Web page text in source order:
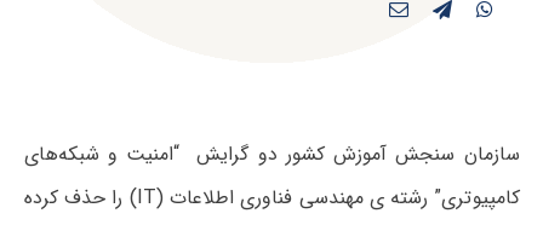
سازمان سنجش آموزش کشور دو گرایش “امنیت و شبکه‌های
کامپیوتری” رشته ی مهندسی فناوری اطلاعات (IT) را حذف کرده